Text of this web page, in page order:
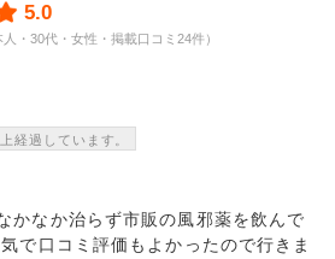
5.0
・30代・女性・掲載口コミ24件）
経過しています。
かなか治らず市販の風邪薬を飲んで
で口コミ評価もよかったので行きま